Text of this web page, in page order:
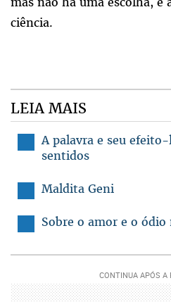
ciência.
LEIA MAIS
A palavra e seu
sentidos
Maldita Geni
Sobre o amor e o